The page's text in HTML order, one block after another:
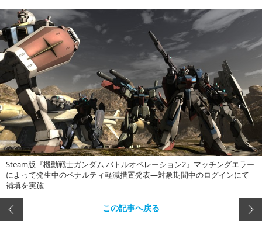
Steam版『機動戦士ガンダム バトルオペレーション2』マッチングエラー
によって発生中のペナルティ軽減措置発表―対象期間中のログインにて
補填を実施
この記事へ戻る